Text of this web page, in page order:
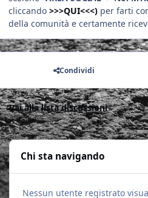
cliccando >>>QUI<<<) per farti
della comunità e certamente
Condividi
Vai alla lista discussioni
Chi sta navigando
Nessun utente registrato